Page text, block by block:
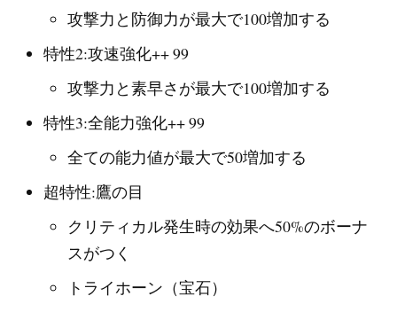
攻撃力と防御力が最大で100増加する
特性2:攻速強化++ 99
攻撃力と素早さが最大で100増加する
特性3:全能力強化++ 99
全ての能力値が最大で50増加する
超特性:鷹の目
クリティカル発生時の効果へ50%のボーナ
スがつく
トライホーン（宝石）